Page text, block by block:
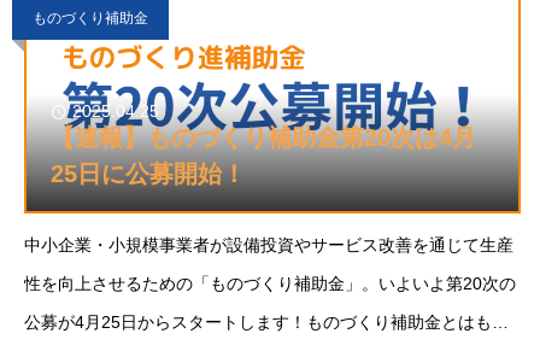
ものづくり補助金
2025.04.25
【速報】ものづくり補助金第20次は4月
25日に公募開始！
中小企業・小規模事業者が設備投資やサービス改善を通じて生産
性を向上させるための「ものづくり補助金」。いよいよ第20次の
公募が4月25日からスタートします！ものづくり補助金とはもの